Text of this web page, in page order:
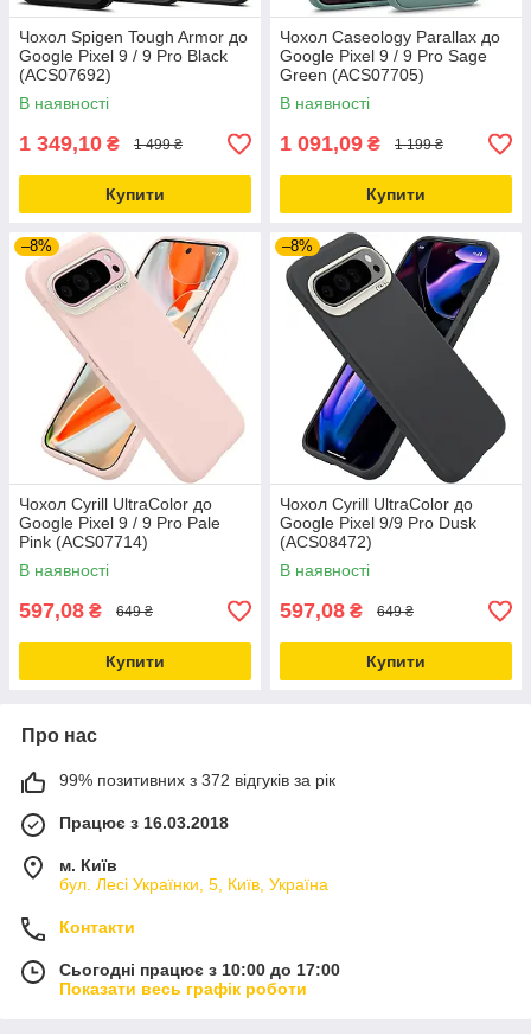
Чохол Spigen Tough Armor до
Google Pixel 9 / 9 Pro Black
(ACS07692)
В наявності
1 349,10 ₴ 1 499 ₴
Купити
Чохол Caseology Parallax до
Google Pixel 9 / 9 Pro Sage
Green (ACS07705)
В наявності
1 091,09 ₴ 1 199 ₴
Купити
–8%
Чохол Cyrill UltraColor до
Google Pixel 9 / 9 Pro Pale
Pink (ACS07714)
В наявності
597,08 ₴ 649 ₴
Купити
–8%
Чохол Cyrill UltraColor до
Google Pixel 9/9 Pro Dusk
(ACS08472)
В наявності
597,08 ₴ 649 ₴
Купити
Про нас
99% позитивних з 372 відгуків за рік
Працює з 16.03.2018
м. Київ
бул. Лесі Українки, 5, Київ, Україна
Контакти
Сьогодні працює з 10:00 до 17:00
Показати весь графік роботи